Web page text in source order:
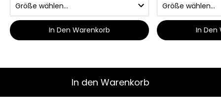
In Den Warenkorb In Den
In den Warenkorb